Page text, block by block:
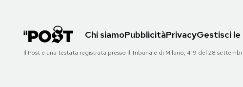
Chi siamoPubblicitàPrivacyGestisci
Il Post è una testata registrata presso il Tribunale di Milano, 419 del 28